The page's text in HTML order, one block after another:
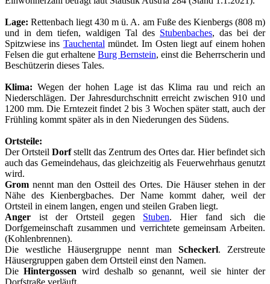
Lage: Rettenbach liegt 430 m ü. A. am Fuße des Kienbergs (808 m)
und in dem tiefen, waldigen Tal des Stubenbaches, das bei der
Spitzwiese ins Tauchental mündet. Im Osten liegt auf einem hohen
Felsen die gut erhalteneBurg Bernstein, einst die Beherrscherin und
Beschützerin dieses Tales.
Klima: Wegen der hohen Lage ist das Klima rau und reich an
Niederschlägen. Der Jahresdurchschnitt erreicht zwischen 910 und
1200 mm. Die Erntezeit findet 2 bis 3 Wochen später statt, auch der
Frühling kommt später als in den Niederungen des Südens.
Ortsteile:
Der Ortsteil Dorfstellt das Zentrum des Ortes dar. Hier befindet sich
auch das Gemeindehaus, das gleichzeitig als Feuerwehrhaus genutzt
wird.
Grom nennt man den Ostteil des Ortes. Die Häuser stehen in der
Nähe des Kienbergbaches. Der Name kommt daher, weil der
Ortsteil in einem langen, engen und steilen Graben liegt.
Anger ist der Ortsteil gegen Stuben. Hier fand sich die
Dorfgemeinschaft zusammen und verrichtete gemeinsam Arbeiten.
(Kohlenbrennen).
Die westliche Häusergruppe nennt man Scheckerl. Zerstreute
Häusergruppen gaben dem Ortsteil einst den Namen.
DieHintergossen wird deshalb so genannt, weil sie hinter der
Dorfstraße verläuft.